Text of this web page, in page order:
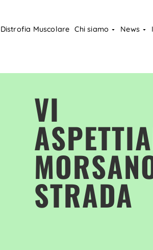
Distrofia Muscolare Chi siamo News
VI
STRADA